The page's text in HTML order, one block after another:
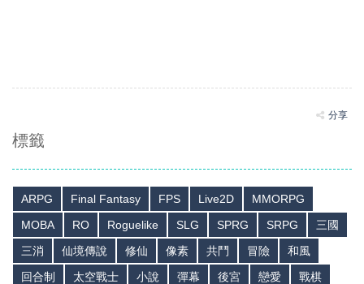
分享
標籤
ARPG Final Fantasy FPS Live2D
MMORPG
MOBA
RO Roguelike SLG SPRG SRPG
三國
三消
仙境傳說 修仙 像素 共鬥 冒險
和風
回合制
太空戰士 小說 彈幕 後宮 戀愛
戰棋